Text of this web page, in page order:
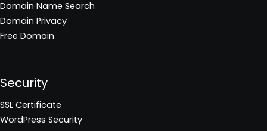
Domain Name Search
Domain Privacy
Free Domain
Security
SSL Certificate
WordPress Security